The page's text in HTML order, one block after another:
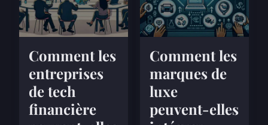
Comment les
entreprises
de tech
financière
Comment les
marques de
luxe
peuvent-elles